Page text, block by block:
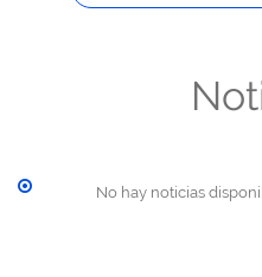
No hay noticias